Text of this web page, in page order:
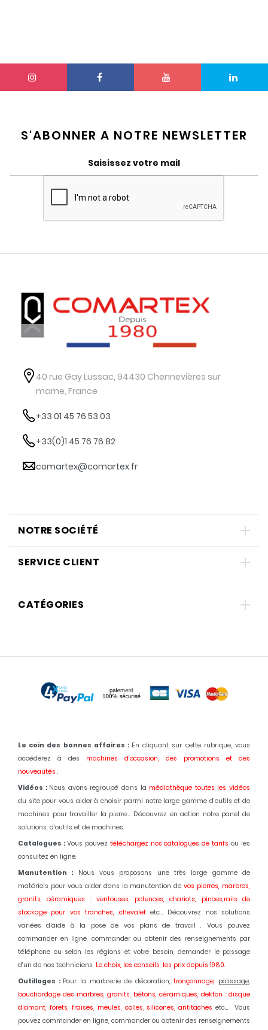
S'ABONNER A NOTRE NEWSLETTER
40 rue Gay Lussac, 94430 Chennevières sur
marne, France
+33 01 45 76 53 03
+33(0)1 45 76 76 82
comartex@comartex.fr
NOTRE SOCIÉTÉ
SERVICE CLIENT
CATÉGORIES
Le coin des bonnes affaires : En cliquant sur cette rubrique, vous
accéderez à des machines d'occasion, des promotions et des
nouveautés .
Vidéos : Nous avons regroupé dans la médiathèque toutes les vidéos
du site pour vous aider à choisir parmi notre large gamme d'outils et de
machines pour travailler la pierre... Découvrez en action notre panel de
solutions, d'outils et de machines.
Catalogues : Vous pouvez téléchargez nos catalogues de tarifs ou les
consultez en ligne.
Manutention : Nous vous proposons une très large gamme de
matériels pour vous aider dans la manutention devos pierres, marbres,
granits, céramiques : ventouses, potences, chariots, pinces,rails de
stockage pour vos tranches, chevalet etc... Découvrez nos solutions
variées d’aide à la pose de vos plans de travail . Vous pouvez
commander en ligne, commander ou obtenir des renseignements par
téléphone ou selon les régions et votre besoin, demander le passage
d'un de nos techniciens. Le choix, les conseils, les prix depuis 1980.
Outillages : Pour la marbrerie de décoration,tronçonnage, polissage,
bouchardage des marbres, granits, bétons, céramiques, dekton : disque
diamant, forets, fraises, meules, colles, silicones, antitaches etc... Vous
pouvez commander en ligne, commander ou obtenir des renseignements